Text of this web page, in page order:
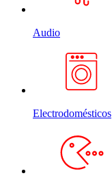
Audio
Electrodomésticos